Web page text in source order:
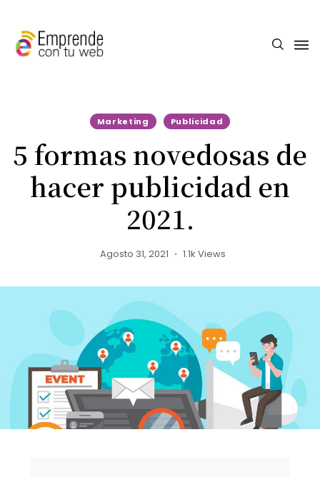
Marketing Publicidad
5 formas novedosas de
hacer publicidad en
2021.
Agosto 31, 2021 1.1k Views